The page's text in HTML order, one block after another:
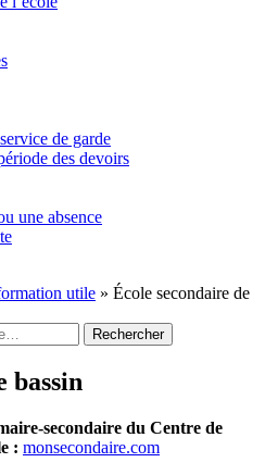
de garde
des devoirs
une absence
utile » École secondaire de
bassin
secondaire du Centre de
: monsecondaire.com